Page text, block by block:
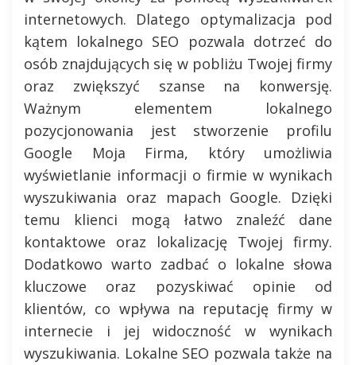
internetowych. Dlatego optymalizacja pod
kątem lokalnego SEO pozwala dotrzeć do
osób znajdujących się w pobliżu Twojej firmy
oraz zwiększyć szanse na konwersję.
Ważnym elementem lokalnego
pozycjonowania jest stworzenie profilu
Google Moja Firma, który umożliwia
wyświetlanie informacji o firmie w wynikach
wyszukiwania oraz mapach Google. Dzięki
temu klienci mogą łatwo znaleźć dane
kontaktowe oraz lokalizację Twojej firmy.
Dodatkowo warto zadbać o lokalne słowa
kluczowe oraz pozyskiwać opinie od
klientów, co wpływa na reputację firmy w
internecie i jej widoczność w wynikach
wyszukiwania. Lokalne SEO pozwala także na